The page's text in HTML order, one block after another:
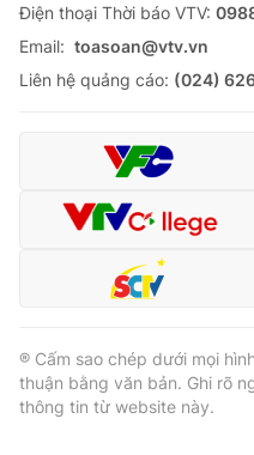
Ðiện thoại Thời báo VTV:
Email: toasoan@vtv.vn
Liên hệ quảng cáo: (024)
® Cấm sao chép dưới mọi
thuận bằng văn bản. Ghi rõ
thông tin từ website này.